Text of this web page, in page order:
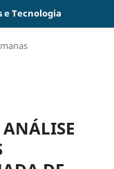
e Tecnologia